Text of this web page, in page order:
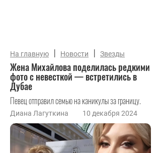
На главную | Новости | Звезды
Жена Михайлова поделилась редкими
фото с невесткой — встретились в
Дубае
Певец отправил семью на каникулы за границу.
Диана Лагуткина 10 декабря 2024